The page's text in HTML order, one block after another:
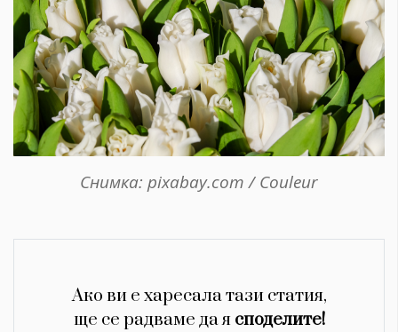
Снимка: pixabay.com / Couleur
Ако ви е харесала тази статия,
ще се радваме да я споделите!